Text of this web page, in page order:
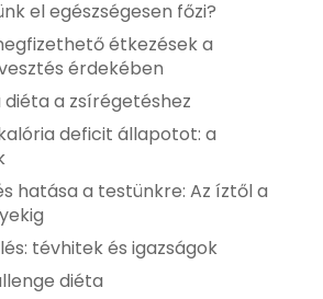
el egészségesen főzi?
étkezések a
érdekében
diéta a zsírégetéshez
deficit állapotot: a
hatása a testünkre: Az íztől a
tévhitek és igazságok
diéta